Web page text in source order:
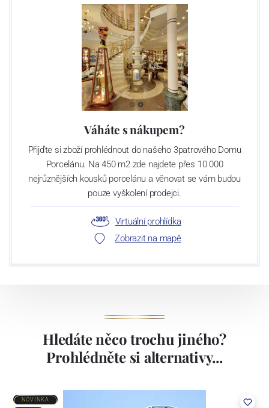
Váháte s nákupem?
Přijďte si zboží prohlédnout do našeho 3patrového Domu
Porcelánu. Na 450 m2 zde najdete přes 10 000
nejrůznějších kousků porcelánu a věnovat se vám budou
pouze vyškolení prodejci.
Virtuální prohlídka
Zobrazit na mapě
Hledáte něco trochu jiného?
Prohlédněte si alternativy...
NOVINKA